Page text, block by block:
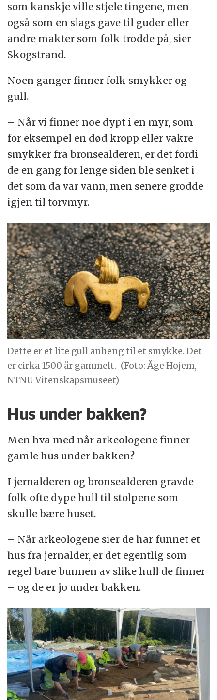
som kanskje ville stjele tingene, men
også som en slags gave til guder eller
andre makter som folk trodde på, sier
Skogstrand.
Noen ganger finner folk smykker og
gull.
– Når vi finner noe dypt i en myr, som
for eksempel en død kropp eller vakre
smykker fra bronsealderen, er det fordi
de en gang for lenge siden ble senket i
det som da var vann, men senere grodde
igjen til torvmyr.
Dette er et lite gull anheng til et smykke. Det
er cirka 1500 år gammelt. (Foto: Åge Hojem,
NTNU Vitenskapsmuseet)
Hus under bakken?
Men hva med når arkeologene finner
gamle hus under bakken?
I jernalderen og bronsealderen gravde
folk ofte dype hull til stolpene som
skulle bære huset.
– Når arkeologene sier de har funnet et
hus fra jernalder, er det egentlig som
regel bare bunnen av slike hull de finner
– og de er jo under bakken.